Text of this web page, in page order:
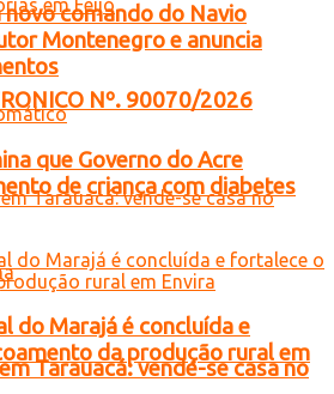
Nº. 90070/2026
Tarauacá: vende-se casa no
novo comando do Navio
Montenegro e anuncia
que Governo do Acre
de criança com diabetes
do Marajá é concluída e
da produção rural em